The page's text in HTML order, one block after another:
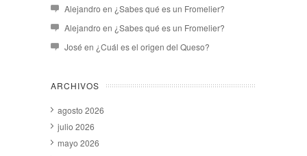
Alejandro en ¿Sabes qué es un Fromelier?
Alejandro en ¿Sabes qué es un Fromelier?
José en ¿Cuál es el origen del Queso?
ARCHIVOS
agosto 2026
julio 2026
mayo 2026